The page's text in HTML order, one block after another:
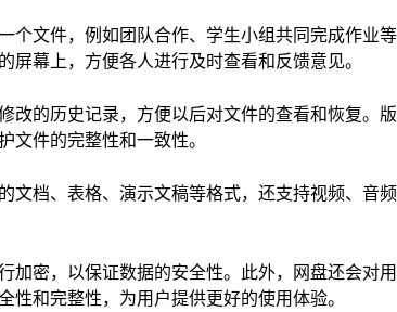
个文件，例如团队合作、学生小组共同完成作业
幕上，方便各人进行及时查看和反馈意见。
改的历史记录，方便以后对文件的查看和恢复。
件的完整性和一致性。
文档、表格、演示文稿等格式，还支持视频、音
加密，以保证数据的安全性。此外，网盘还会对
和完整性，为用户提供更好的使用体验。